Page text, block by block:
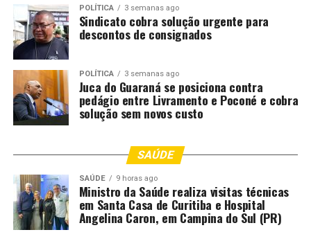
Carnaval de rua movimenta Cuiabá com festa na Praça
da Mandioca e na Avenida Mato Grosso
DON'T MISS
Prefeito reúne comerciantes de peixe e vereadores para
discutir regularização do setor
POLÍTICA 3 semanas ago
Sindicato cobra solução urgente para
descontos de consignados
POLÍTICA 3 semanas ago
Juca do Guaraná se posiciona contra
pedágio entre Livramento e Poconé e cobra
solução sem novos custo
SAÚDE
SAÚDE 9 horas ago
Ministro da Saúde realiza visitas técnicas
em Santa Casa de Curitiba e Hospital
Angelina Caron, em Campina do Sul (PR)